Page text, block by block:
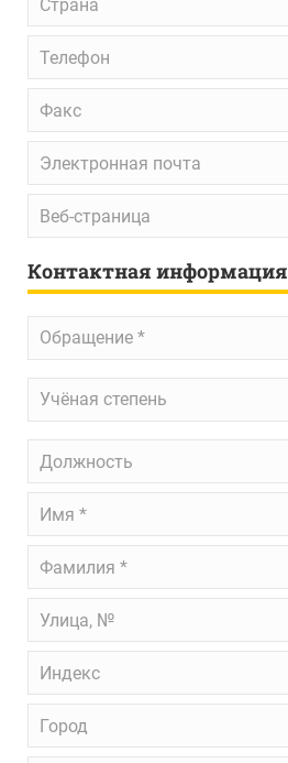
почта
страница
Контактная информация
Обращение *
степень
Учёная степень